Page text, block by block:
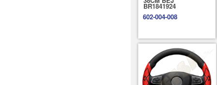
BR1841924
602-004-008